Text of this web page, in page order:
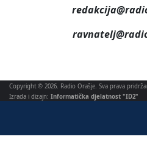
Copyright © 2026. Radio Orašje. Sva prava
Izrada i dizajn: Informatička djelatnost "ID2"